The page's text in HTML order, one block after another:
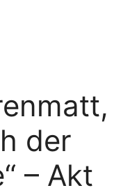
der
– Akt